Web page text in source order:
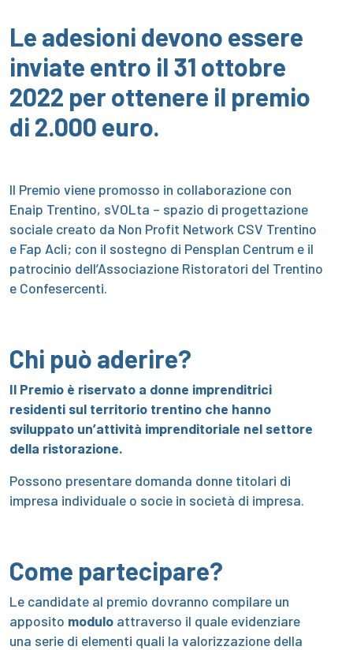
Le adesioni devono essere
inviate entro il 31 ottobre
2022 per ottenere il premio
di 2.000 euro.
Il Premio viene promosso in collaborazione con
Enaip Trentino, sVOLta – spazio di progettazione
sociale creato da Non Profit Network CSV Trentino
e Fap Acli; con il sostegno di Pensplan Centrum e il
patrocinio dell’Associazione Ristoratori del Trentino
e Confesercenti.
Chi può aderire?
Il Premio è riservato a donne imprenditrici
residenti sul territorio trentino che hanno
sviluppato un’attività imprenditoriale nel settore
della ristorazione.
Possono presentare domanda donne titolari di
impresa individuale o socie in società di impresa.
Come partecipare?
Le candidate al premio dovranno compilare un
apposito modulo attraverso il quale evidenziare
una serie di elementi quali la valorizzazione della